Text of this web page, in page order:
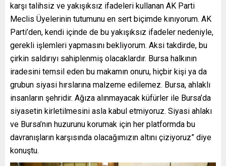
karşı talihsiz ve yakışıksız ifadeleri kullanan AK Parti
Meclis Üyelerinin tutumunu en sert biçimde kınıyorum. AK
Parti’den, kendi içinde de bu yakışıksız ifadeler nedeniyle,
gerekli işlemleri yapmasını bekliyorum. Aksi takdirde, bu
çirkin saldırıyı sahiplenmiş olacaklardır. Bursa halkının
iradesini temsil eden bu makamın onuru, hiçbir kişi ya da
grubun siyasi hırslarına malzeme edilemez. Bursa, ahlaklı
insanların şehridir. Ağıza alınmayacak küfürler ile Bursa’da
siyasetin kirletilmesini asla kabul etmiyoruz. Siyasi ahlakı
ve Bursa’nın huzurunu korumak için her platformda bu
davranışların karşısında olacağımızın altını çiziyoruz” diye
konuştu.